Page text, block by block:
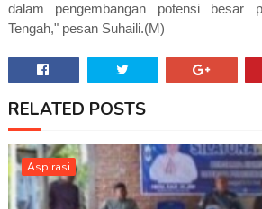
dalam pengembangan potensi besar
Tengah," pesan Suhaili.(M)
RELATED POSTS
Aspirasi